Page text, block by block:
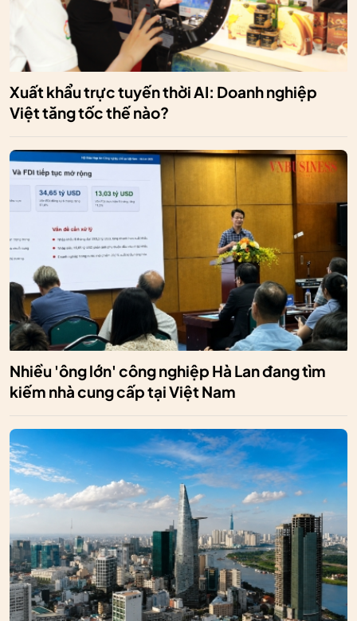
Xuất khẩu trực tuyến thời AI: Doanh nghiệp
Việt tăng tốc thế nào?
Nhiều 'ông lớn' công nghiệp Hà Lan đang tìm
kiếm nhà cung cấp tại Việt Nam